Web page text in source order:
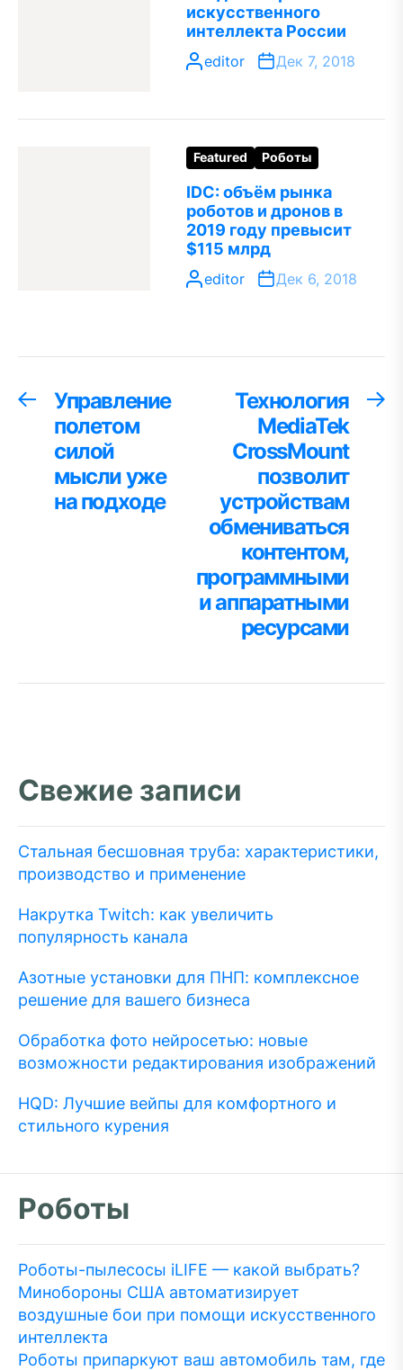
искусственного
интеллекта России
editor Дек 7, 2018
Featured Роботы
IDC: объём рынка
роботов и дронов в
2019 году превысит
$115 млрд
editor Дек 6, 2018
Навигация
записям
Предыдущая
запись:
Управление
полетом
силой
мысли уже
на подходе
Технология
MediaTek
CrossMount
позволит
устройствам
обмениваться
контентом,
программными
и аппаратными
ресурсами
Свежие записи
Стальная бесшовная труба: характеристики,
производство и применение
Накрутка Twitch: как увеличить
популярность канала
Азотные установки для ПНП: комплексное
решение для вашего бизнеса
Обработка фото нейросетью: новые
возможности редактирования изображений
HQD: Лучшие вейпы для комфортного и
стильного курения
Роботы
Роботы-пылесосы iLIFE — какой выбрать?
Минобороны США автоматизирует
воздушные бои при помощи искусственного
интеллекта
Роботы припаркуют ваш автомобиль там, где